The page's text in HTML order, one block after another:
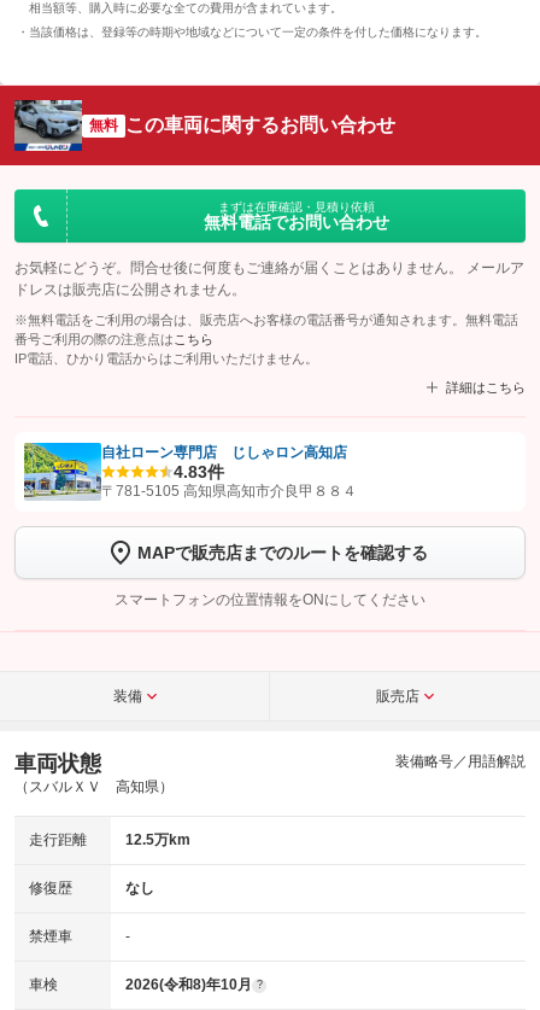
相当額等、購入時に必要な全ての費用が含まれています。
当該価格は、登録等の時期や地域などについて一定の条件を付した価格になります。
無料 この車両に関するお問い合わせ
まずは在庫確認・見積り依頼
無料電話でお問い合わせ
お気軽にどうぞ。問合せ後に何度もご連絡が届くことはありません。 メールア
ドレスは販売店に公開されません。
※無料電話をご利用の場合は、販売店へお客様の電話番号が通知されます。無料電話
番号ご利用の際の注意点は こちら
IP電話、ひかり電話からはご利用いただけません。
詳細はこちら
【STEP1】認証画面でグーネットを友だち追加してから「許可する」ボタンを押
トーク画面で
ボタンをタップして問い合わせを
完了してください。
こちら
自社ローン専門店 じしゃロン高知店
4.83件
〒781-5105 高知県高知市介良甲８８４
MAPで販売店までのルートを確認する
スマートフォンの位置情報をONにしてください
装備 販売店
車両状態
（スバルＸＶ 高知県）
装備略号／用語解説
走行距離 12.5万km
修復歴 なし
禁煙車 -
車検 2026(令和8)年10月 ?